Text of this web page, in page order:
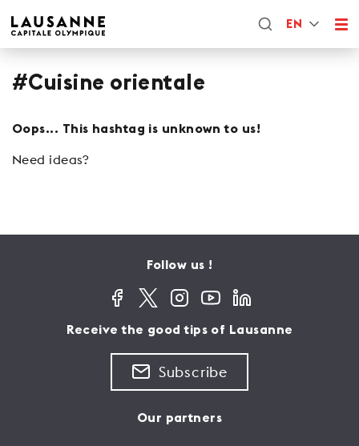
EN
#Cuisine orientale
Oops... This hashtag is unknown to us!
Need ideas?
Follow us !
Receive the good tips of Lausanne
Subscribe
Our partners